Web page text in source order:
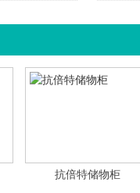
抗倍特储物柜